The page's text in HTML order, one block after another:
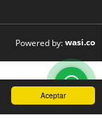
Aceptar
Powered by:wasi.co